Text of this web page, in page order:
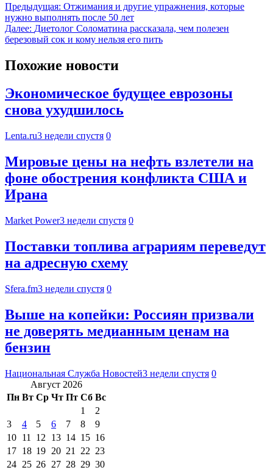
Предыдущая: Отжимания и другие упражнения, которые
нужно выполнять после 50 лет
Далее: Диетолог Соломатина рассказала, чем полезен
березовый сок и кому нельзя его пить
Похожие новости
Экономическое будущее еврозоны
снова ухудшилось
Lenta.ru3 недели спустя 0
Мировые цены на нефть взлетели на
фоне обострения конфликта США и
Ирана
Market Power3 недели спустя 0
Поставки топлива аграриям переведут
на адресную схему
Sfera.fm3 недели спустя 0
Выше на копейки: Россиян призвали
не доверять медианным ценам на
бензин
Национальная Служба Новостей3 недели спустя 0
Август 2026
Пн Вт Ср Чт Пт Сб Вс
1
2
3
4 5 6 7 8
9
10 11 12 13 14 15 16
17 18 19 20 21 22 23
24 25 26 27 28 29 30